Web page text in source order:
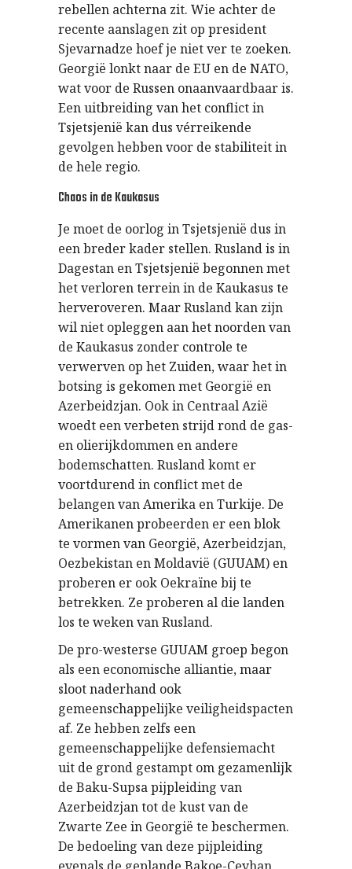
rebellen achterna zit. Wie achter de
recente aanslagen zit op president
Sjevarnadze hoef je niet ver te zoeken.
Georgië lonkt naar de EU en de NATO,
wat voor de Russen onaanvaardbaar is.
Een uitbreiding van het conflict in
Tsjetsjenië kan dus vérreikende
gevolgen hebben voor de stabiliteit in
de hele regio.
Chaos in de Kaukasus
Je moet de oorlog in Tsjetsjenië dus in
een breder kader stellen. Rusland is in
Dagestan en Tsjetsjenië begonnen met
het verloren terrein in de Kaukasus te
herveroveren. Maar Rusland kan zijn
wil niet opleggen aan het noorden van
de Kaukasus zonder controle te
verwerven op het Zuiden, waar het in
botsing is gekomen met Georgië en
Azerbeidzjan. Ook in Centraal Azië
woedt een verbeten strijd rond de gas-
en olierijkdommen en andere
bodemschatten. Rusland komt er
voortdurend in conflict met de
belangen van Amerika en Turkije. De
Amerikanen probeerden er een blok
te vormen van Georgië, Azerbeidzjan,
Oezbekistan en Moldavië (GUUAM) en
proberen er ook Oekraïne bij te
betrekken. Ze proberen al die landen
los te weken van Rusland.
De pro-westerse GUUAM groep begon
als een economische alliantie, maar
sloot naderhand ook
gemeenschappelijke veiligheidspacten
af. Ze hebben zelfs een
gemeenschappelijke defensiemacht
uit de grond gestampt om gezamenlijk
de Baku-Supsa pijpleiding van
Azerbeidzjan tot de kust van de
Zwarte Zee in Georgië te beschermen.
De bedoeling van deze pijpleiding